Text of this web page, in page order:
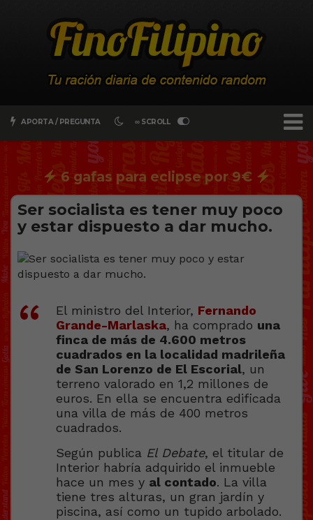
APORTA / PREGUNTA ∞ SCROLL
6 gafas para eclipse por 9€
Ser socialista es tener muy poco
y estar dispuesto a dar mucho.
El ministro del Interior, Fernando
Grande-Marlaska, ha comprado una
finca de más de 4.600 metros
cuadrados en la localidad madrileña
de San Lorenzo de El Escorial, un
terreno valorado en 1,2 millones de
euros. En ella se encuentra edificada
una villa de más de 400 metros
cuadrados.
Según publica El Debate, el titular de
Interior habría adquirido el inmueble
hace un mes y al contado. La villa
tiene tres alturas, un gran jardín y
piscina, así como un tupido arbolado.